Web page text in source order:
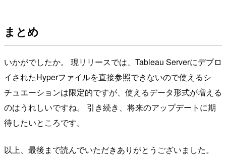
まとめ
いかがでしたか。 現リリースでは、Tableau Serverにデプロ
イされたHyperファイルを直接参照できないので使えるシ
チュエーションは限定的ですが、使えるデータ形式が増える
のはうれしいですね。 引き続き、将来のアップデートに期
待したいところです。
以上、最後まで読んでいただきありがとうございました。